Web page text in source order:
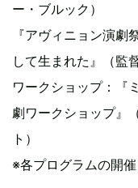
ー・ブルック）
『アヴィニョン演劇
して生まれた』（監
ワークショップ：『
劇ワークショップ』
ト）
※各プログラムの開